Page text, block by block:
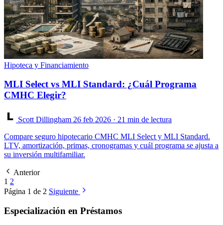
Hipoteca y Financiamiento
MLI Select vs MLI Standard: ¿Cuál Programa
CMHC Elegir?
Scott Dillingham 26 feb 2026 · 21 min de lectura
Compare seguro hipotecario CMHC MLI Select y MLI Standard.
LTV, amortización, primas, cronogramas y cuál programa se ajusta a
su inversión multifamiliar.
Anterior
1 2
Página 1 de 2 Siguiente
Especialización en Préstamos